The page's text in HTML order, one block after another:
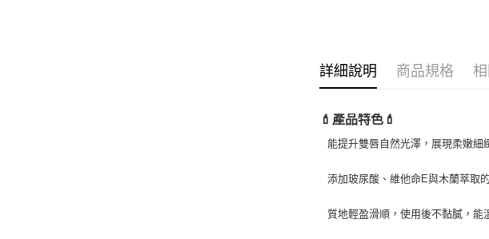
詳細說明 商品規格
💄產品特色💄
能提升雙唇自然光澤，展現柔嫩細
添加玻尿酸、維他命E與木蘭萃取
質地輕盈滑順，使用後不黏膩，能